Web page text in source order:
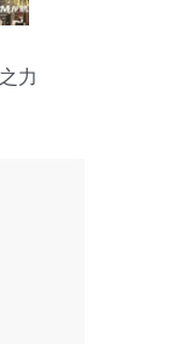
力